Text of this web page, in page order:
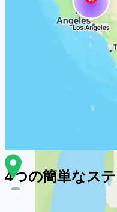
4つの簡単なス